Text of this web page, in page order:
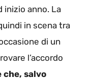
inizio anno. La
in scena tra
di un
l’accordo
salvo